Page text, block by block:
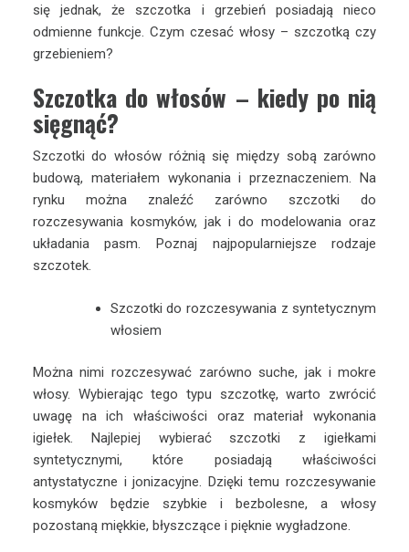
się jednak, że szczotka i grzebień posiadają nieco
odmienne funkcje. Czym czesać włosy – szczotką czy
grzebieniem?
Szczotka do włosów – kiedy po nią
sięgnąć?
Szczotki do włosów różnią się między sobą zarówno
budową, materiałem wykonania i przeznaczeniem. Na
rynku można znaleźć zarówno szczotki do
rozczesywania kosmyków, jak i do modelowania oraz
układania pasm. Poznaj najpopularniejsze rodzaje
szczotek.
Szczotki do rozczesywania z syntetycznym
włosiem
Można nimi rozczesywać zarówno suche, jak i mokre
włosy. Wybierając tego typu szczotkę, warto zwrócić
uwagę na ich właściwości oraz materiał wykonania
igiełek. Najlepiej wybierać szczotki z igiełkami
syntetycznymi, które posiadają właściwości
antystatyczne i jonizacyjne. Dzięki temu rozczesywanie
kosmyków będzie szybkie i bezbolesne, a włosy
pozostaną miękkie, błyszczące i pięknie wygładzone.